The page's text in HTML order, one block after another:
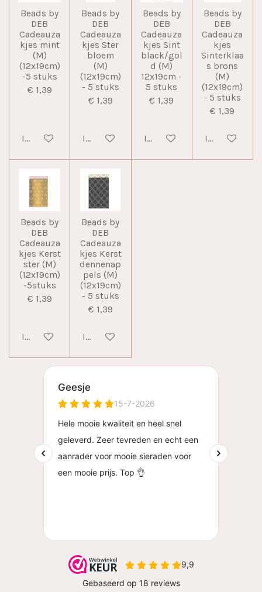
Beads by
DEB
Cadeauza
kjes mint
(M)
(12x19cm)
-5 stuks
€ 1,39
In winkelwagen
Beads by
DEB
Cadeauza
kjes Ster
bloem
(M)
(12x19cm)
- 5 stuks
€ 1,39
In winkelwagen
Beads by
DEB
Cadeauza
kjes Sint
black/gol
d (M)
12x19cm -
5 stuks
€ 1,39
In winkelwagen
Beads by
DEB
Cadeauza
kjes
Sinterklaa
s brons
(M)
(12x19cm)
- 5 stuks
€ 1,39
In
Beads by
DEB
Cadeauza
kjes Kerst
ster (M)
(12x19cm)
-5stuks
€ 1,39
In winkelwagen
Beads by
DEB
Cadeauza
kjes Kerst
dennenap
pels (M)
(12x19cm)
- 5 stuks
€ 1,39
In winkelwagen